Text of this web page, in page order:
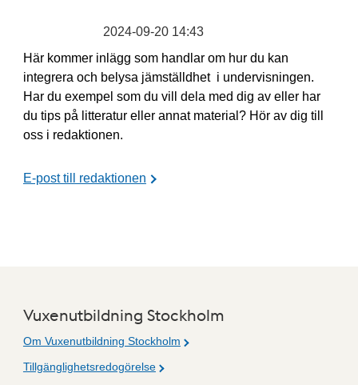
2024-09-20 14:43
Här kommer inlägg som handlar om hur du kan
integrera och belysa jämställdhet i undervisningen.
Har du exempel som du vill dela med dig av eller har
du tips på litteratur eller annat material? Hör av dig till
oss i redaktionen.
E-post till redaktionen
Vuxenutbildning Stockholm
Om Vuxenutbildning Stockholm
Tillgänglighetsredogörelse